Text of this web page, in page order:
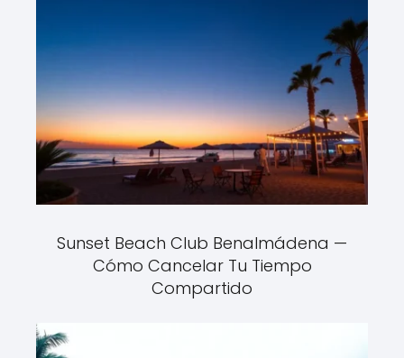
Sunset Beach Club Benalmádena —
Cómo Cancelar Tu Tiempo
Compartido